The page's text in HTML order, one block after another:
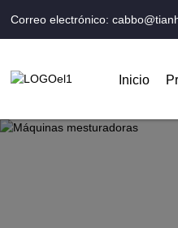
Correo electrónico:
Inicio